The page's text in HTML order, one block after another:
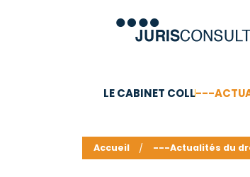
LE CABINET COLL---
Accueil ---Actualités du